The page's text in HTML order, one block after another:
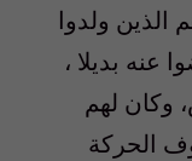
الذين ولدوا
عنه بديلا ،
وكان لهم
الحركة